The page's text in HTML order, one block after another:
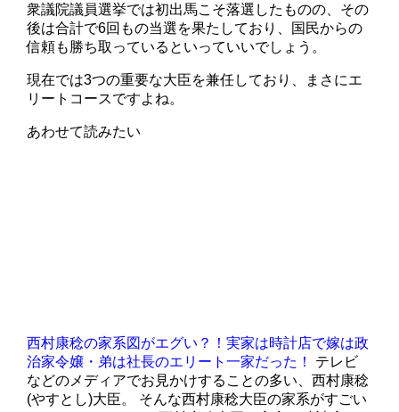
衆議院議員選挙では初出馬こそ落選したものの、その
後は合計で6回もの当選を果たしており、国民からの
信頼も勝ち取っているといっていいでしょう。
現在では3つの重要な大臣を兼任しており、まさにエ
リートコースですよね。
あわせて読みたい
西村康稔の家系図がエグい？！実家は時計店で嫁は政
治家令嬢・弟は社長のエリート一家だった！
テレビ
などのメディアでお見かけすることの多い、西村康稔
(やすとし)大臣。 そんな西村康稔大臣の家系がすごい